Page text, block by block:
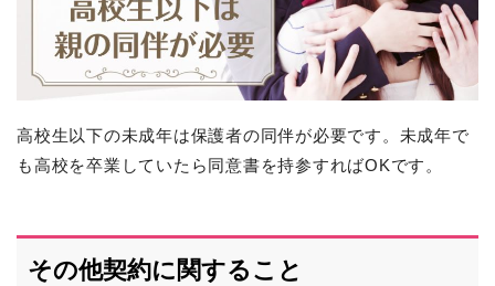
高校生以下の未成年は保護者の同伴が必要です。未成年で
も高校を卒業していたら同意書を持参すればOKです。
その他契約に関すること